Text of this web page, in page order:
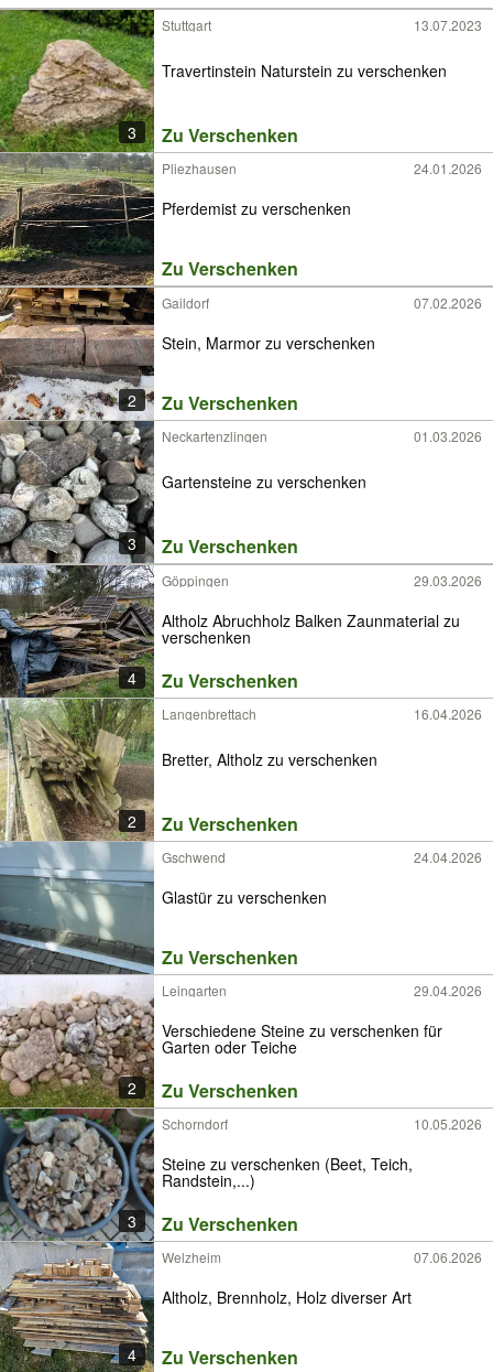
3
Stuttgart 13.07.2023
Travertinstein Naturstein zu verschenken
Zu Verschenken
Pliezhausen 24.01.2026
Pferdemist zu verschenken
Zu Verschenken
2
Gaildorf 07.02.2026
Stein, Marmor zu verschenken
Zu Verschenken
3
Neckartenzlingen 01.03.2026
Gartensteine zu verschenken
Zu Verschenken
4
Göppingen 29.03.2026
Altholz Abruchholz Balken Zaunmaterial zu
verschenken
Zu Verschenken
2
Langenbrettach 16.04.2026
Bretter, Altholz zu verschenken
Zu Verschenken
Gschwend 24.04.2026
Glastür zu verschenken
Zu Verschenken
2
Leingarten 29.04.2026
Verschiedene Steine zu verschenken für
Garten oder Teiche
Zu Verschenken
3
Schorndorf 10.05.2026
Steine zu verschenken (Beet, Teich,
Randstein,...)
Zu Verschenken
4
Welzheim 07.06.2026
Altholz, Brennholz, Holz diverser Art
Zu Verschenken